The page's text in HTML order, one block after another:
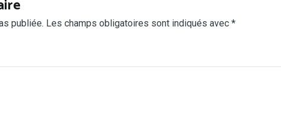
publiée. Les champs obligatoires sont indiqués avec *